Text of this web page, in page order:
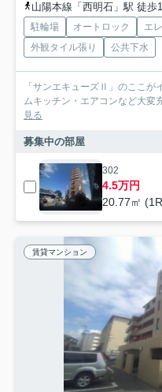
山陽本線「西明石」駅 徒歩
駐輪場 オートロック エ
外観タイル張り
公共下水
「サンエキューズⅡ」のここが
ムキッチン・エアコンなど大変
見る
募集中の部屋
302
4.5万円
20.77㎡
賃貸マンション